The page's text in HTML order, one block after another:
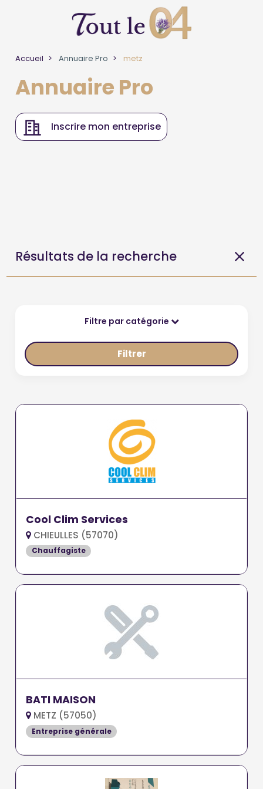
Accueil Annuaire Pro metz
Annuaire Pro
Inscrire mon entreprise
Résultats de la recherche
Filtre par catégorie
Filtrer
Cool Clim Services
CHIEULLES (57070)
Chauffagiste
BATI MAISON
METZ (57050)
Entreprise générale